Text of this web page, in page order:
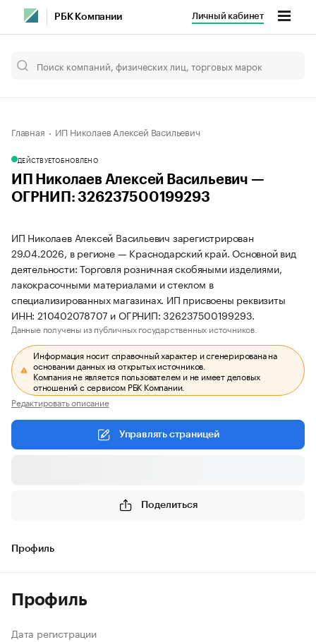
РБК Компании Личный кабинет
Главная ИП Николаев Алексей Васильевич
ДЕЙСТВУЕТОБНОВЛЕНО
ИП Николаев Алексей Васильевич —
ОГРНИП: 326237500199293
ИП Николаев Алексей Васильевич зарегистрирован
29.04.2026, в регионе — Краснодарский край. Основной вид
деятельности: Торговля розничная скобяными изделиями,
лакокрасочными материалами и стеклом в
специализированных магазинах. ИП присвоены реквизиты
ИНН: 210402078707 и ОГРНИП: 326237500199293.
Данные получены из публичных государственных источников.
Информация носит справочный характер и сгенерирована на
основании данных из открытых источников.
Компания не является пользователем и не имеет деловых
отношений с сервисом РБК Компании.
Редактировать описание
Управлять страницей
Поделиться
Профиль
Профиль
Дата регистрации